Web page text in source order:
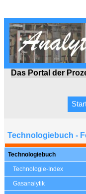
Das Portal der
Technologiebuch -
Technologiebuch
Technologie-Index
Gasanalytik